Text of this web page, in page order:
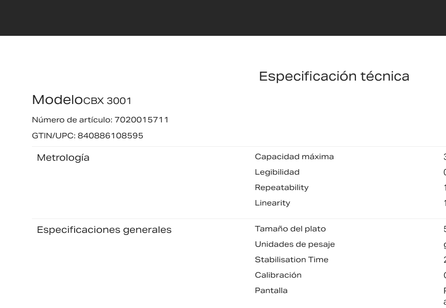
Especificación técnica
ModeloCBX 3001
Número de artículo: 7020015711
GTIN/UPC: 840886108595
Metrología Capacidad máxima
Legibilidad
Repeatability
Linearity
Especificaciones generales Tamaño del plato
Unidades de pesaje
Stabilisation Time
Calibración
Pantalla